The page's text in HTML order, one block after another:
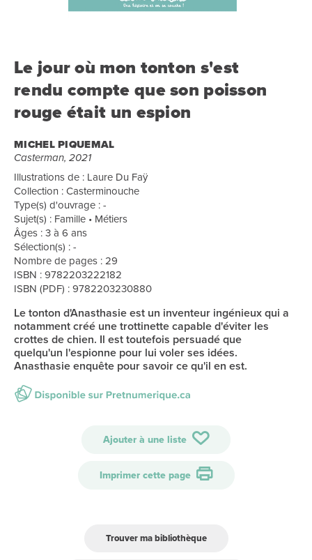
Le jour où mon tonton s'est
rendu compte que son poisson
rouge était un espion
MICHEL PIQUEMAL
Casterman, 2021
Illustrations de : Laure Du Faÿ
Collection : Casterminouche
Type(s) d'ouvrage : -
Sujet(s) : Famille • Métiers
Âges : 3 à 6 ans
Sélection(s) : -
Nombre de pages : 29
ISBN : 9782203222182
ISBN (PDF) : 9782203230880
Le tonton d'Anasthasie est un inventeur ingénieux qui a
notamment créé une trottinette capable d'éviter les
crottes de chien. Il est toutefois persuadé que
quelqu'un l'espionne pour lui voler ses idées.
Anasthasie enquête pour savoir ce qu'il en est.
Ajouter à une liste
Imprimer cette page
Trouver ma bibliothèque